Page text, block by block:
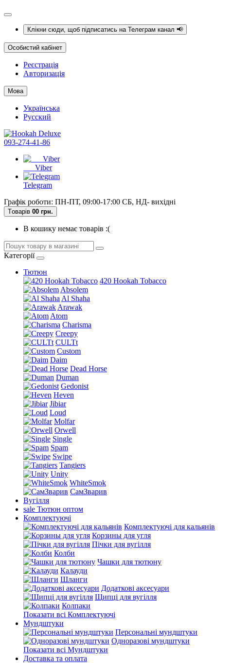
Клікни сюди, щоб підписатись на Телеграм канал 📢
Особистий кабінет
Реєстрація
Авторизація
Мова
Українська
Русский
093-274-41-86
Viber
Telegram
Графік роботи: ПН-ПТ, 09:00-17:00 СБ, НД- вихідні
Tоварів 00 грн.
В кошику немає товарів :(
Категорії
Тютюн
420 Hookah Tobacco
Absolem
Al Shaha
Arawak
Atom
Charisma
Creepy
CULTt
Custom
Daim
Dead Horse
Duman
Gedonist
Heven
Jibiar
Loud
Molfar
Orwell
Single
Spam
Swipe
Tangiers
Unity
WhiteSmok
СамЗварив
Вугілля
sale Тютюн оптом
Комплектуючі
Комплектуючі для кальянів
Корзины для угля
Пічки для вугілля
Колби
Чашки для тютюну
Калауди
Шланги
Додаткові аксесуари
Щипці для вугілля
Колпаки
Показати всі Комплектуючі
Мундштуки
Персональні мундштуки
Одноразові мундштуки
Показати всі Мундштуки
Доставка та оплата